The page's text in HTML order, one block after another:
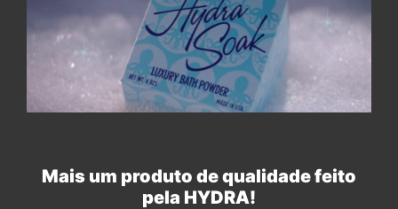
Mais um produto de qualidade feito
pela HYDRA!